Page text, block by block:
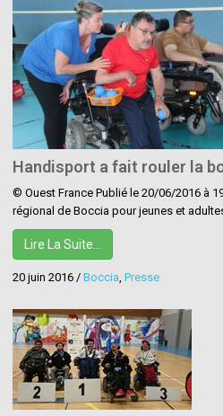
Handisport a fait rouler la
© Ouest France Publié le 20/06/2016 à
régional de Boccia pour jeunes et
Lire La Suite…
20 juin 2016 /Boccia ,Presse